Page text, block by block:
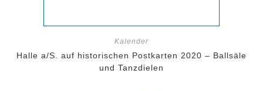
Kalender
Halle a/S. auf historischen Postkarten 2020 – Ballsäle
und Tanzdielen